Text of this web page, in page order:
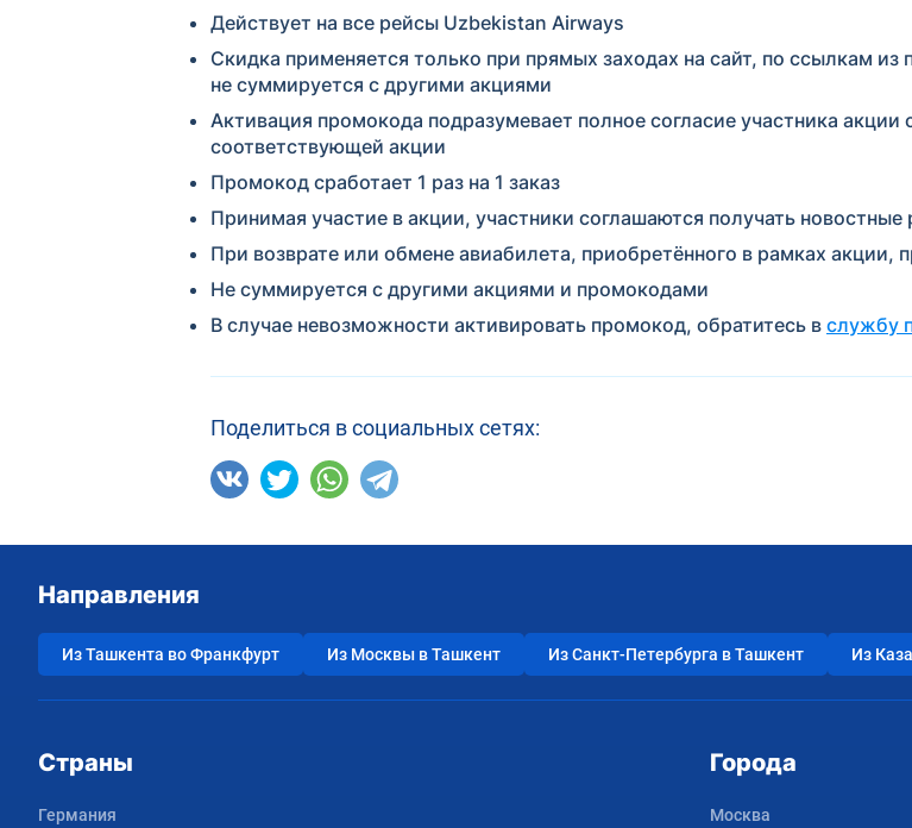
Действует на все рейсы Uzbekistan Airways
Скидка применяется только при прямых заходах на сайт, по ссылкам
не суммируется с другими акциями
Активация промокода подразумевает полное согласие участника
соответствующей акции
Промокод сработает 1 раз на 1 заказ
Принимая участие в акции, участники соглашаются получать новостные
При возврате или обмене авиабилета, приобретённого в рамках акции,
Не суммируется с другими акциями и промокодами
В случае невозможности активировать промокод, обратитесь в службу
Поделиться в социальных сетях:
Направления
Из Ташкента во Франкфурт Из Москвы в Ташкент Из Санкт-Петербурга в Ташкент Из
Страны
Германия
Города
Москва